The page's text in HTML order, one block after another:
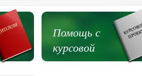
Помощь с
курсовой